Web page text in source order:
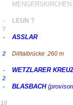
MENGERSKIRCHEN
- LEUN ?
7
- ASSLAR
2 Dilltalbrücke 260 m
- WETZLARER
2
- BLASBACH
10